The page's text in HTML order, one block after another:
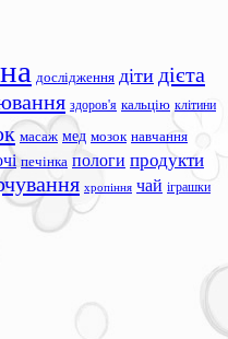
дослідження діти дієта
здоров'я кальцію клітини
масаж мед мозок навчання
печінка пологи продукти
хропіння чай іграшки